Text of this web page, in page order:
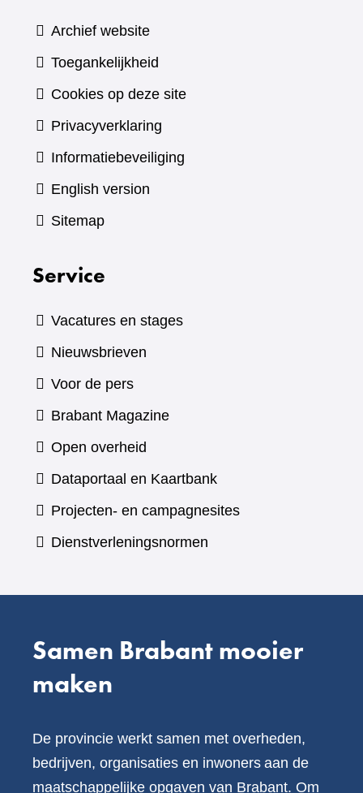
Archief website
Toegankelijkheid
Cookies op deze site
Privacyverklaring
Informatiebeveiliging
English version
Sitemap
Service
Vacatures en stages
Nieuwsbrieven
Voor de pers
Brabant Magazine(verwijst
andere
website)
Open overheid
Dataportaal en Kaartbank(verwijst
naar
Projecten- en campagnesites
Dienstverleningsnormen
Samen Brabant mooier
maken
De provincie werkt samen met overheden,
bedrijven, organisaties en inwoners aan de
maatschappelijke opgaven van Brabant. Om